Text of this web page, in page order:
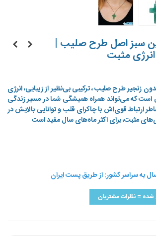
سبز اصل طرح صلیب |
مثبت
زنجیرطرح صلیب، ترکیبی بی‌نظیر از زیبایی، انرژی
که می‌تواند همراه همیشگی شما در مسیر زندگی
ارتباط قوی‌اش با چاکرای قلب و توانایی بالایش در
مثبت، برای اکثر ماه‌های سال مفید است
به سراسر کشور: از طریق پست ایران
شده = نظرات مشتریان